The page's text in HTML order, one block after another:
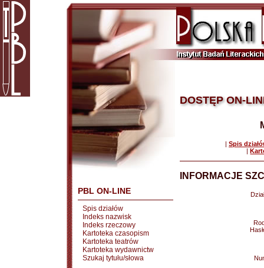
PBL ON-LINE
Spis działów
Indeks nazwisk
Indeks rzeczowy
Kartoteka czasopism
Kartoteka teatrów
Kartoteka wydawnictw
Szukaj tytułu/słowa
DOSTĘP ON-
| Spis
|
INFORMACJE